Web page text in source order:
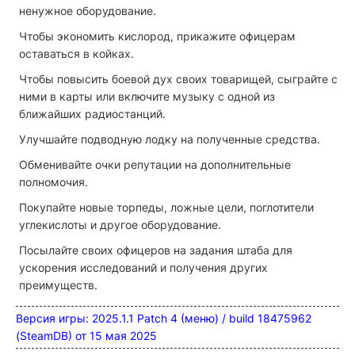
ненужное оборудование.
Чтобы экономить кислород, прикажите офицерам
оставаться в койках.
Чтобы повысить боевой дух своих товарищей, сыграйте с
ними в карты или включите музыку с одной из
ближайших радиостанций.
Улучшайте подводную лодку на полученные средства.
Обменивайте очки репутации на дополнительные
полномочия.
Покупайте новые торпеды, ложные цели, поглотители
углекислоты и другое оборудование.
Посылайте своих офицеров на задания штаба для
ускорения исследований и получения других
преимуществ.
Версия игры: 2025.1.1 Patch 4 (меню) / build 18475962
(SteamDB) от 15 мая 2025